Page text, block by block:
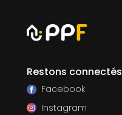
Restons connectés
Facebook
Instagram